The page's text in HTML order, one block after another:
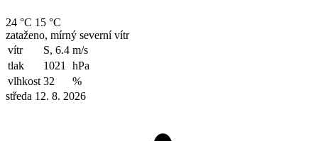
24 °C 15 °C
zataženo, mírný severní vítr
vítr
S, 6.4 m/s
tlak
1021
hPa
vlhkost 32
%
středa 12. 8. 2026